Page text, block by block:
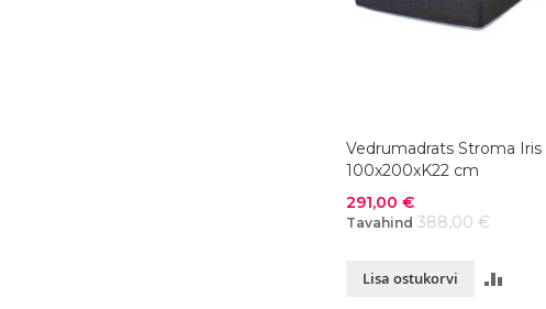
Vedrumadrats Stroma Iris
100x200xK22 cm
Soodushind
291,00 €
Tavahind 388,00 €
Lisa ostukorvi